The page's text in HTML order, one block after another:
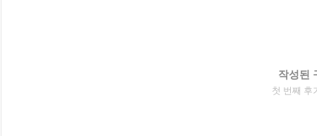
작성된
첫 번째 후